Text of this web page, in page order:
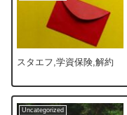
スタエフ,学資保険,解約
Uncategorized